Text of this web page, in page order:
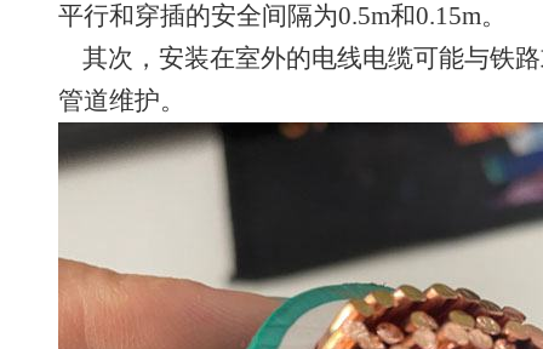
平行和穿插的安全间隔为0.5m和0.15m。
其次，安装在室外的电线电缆可能与铁
管道维护。